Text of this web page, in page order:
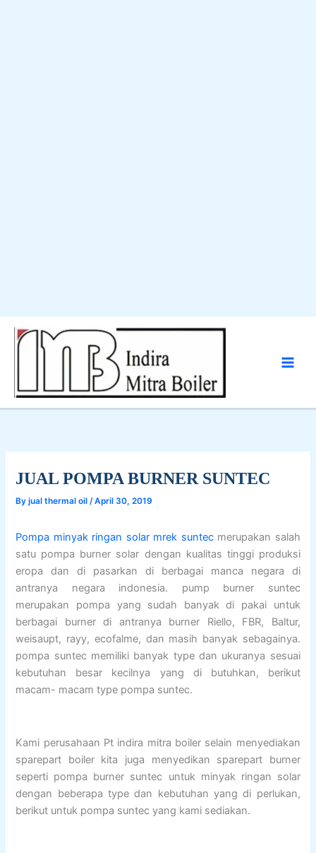
Skip
JUAL POMPA BURNER SUNTEC
Byjual thermal oil/April 30, 2019
Pompa minyak ringan solar mrek suntecmerupakan salah
satu pompa burner solar dengan kualitas tinggi produksi
eropa dan di pasarkan di berbagai manca negara di
antranya negara indonesia. pump burner suntec
merupakan pompa yang sudah banyak di pakai untuk
berbagai burner di antranya burner Riello, FBR, Baltur,
weisaupt, rayy, ecofalme, dan masih banyak sebagainya.
pompa suntec memiliki banyak type dan ukuranya sesuai
kebutuhan besar kecilnya yang di butuhkan, berikut
macam- macam type pompa suntec.
Kami perusahaan Pt indira mitra boiler selain menyediakan
sparepart boiler kita juga menyedikan sparepart burner
seperti pompa burner suntec untuk minyak ringan solar
dengan beberapa type dan kebutuhan yang di perlukan,
berikut untuk pompa suntec yang kami sediakan.